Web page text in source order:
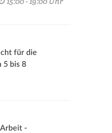
für die
5 bis 8
-